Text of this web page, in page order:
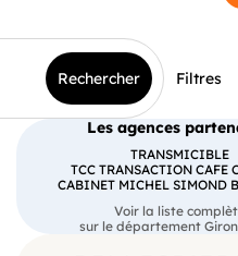
Rechercher Filtres
Les agences
TRANSMICIBLE
TCC TRANSACTION CAFE
CABINET MICHEL SIMOND
Voir la liste
sur le département